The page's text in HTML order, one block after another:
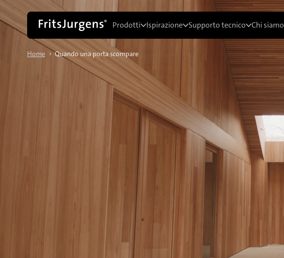
Prodotti Ispirazione Supporto tecnico Chi siamo
Home › Quando una porta scompare